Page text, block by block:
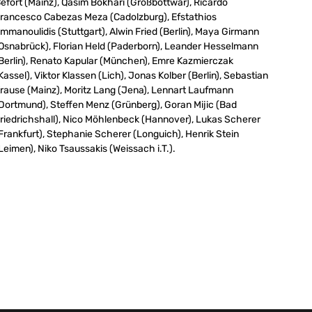
Cabezas Meza (Cadolzburg), Efstathios
(Stuttgart), Alwin Fried (Berlin), Maya Girmann
Florian Held (Paderborn), Leander Hesselmann
Renato Kapular (München), Emre Kazmierczak
Viktor Klassen (Lich), Jonas Kolber (Berlin), Sebastian
(Mainz), Moritz Lang (Jena), Lennart Laufmann
Steffen Menz (Grünberg), Goran Mijic (Bad
Nico Möhlenbeck (Hannover), Lukas Scherer
Stephanie Scherer (Longuich), Henrik Stein
Niko Tsaussakis (Weissach i.T.).